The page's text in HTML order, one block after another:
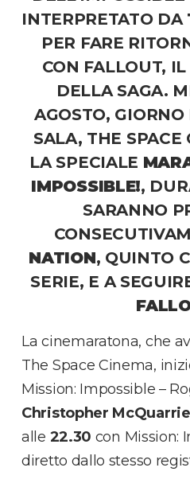
INTERPRETATO DA
PER FARE
CON FALLOUT,
DELLA SAGA.
AGOSTO, GIORNO
SALA, THE
LA SPECIALE
IMPOSSIBLE!,
SARANNO
NATION, QUINTO
SERIE, E A
La cinemaratona, che
The Space Cinema,
Mission: Impossible –
Christopher McQuarrie
alle 22.30 con Mission:
diretto dallo stesso